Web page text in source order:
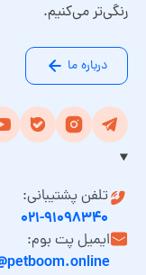
رنگی‌تر می‌کنیم.
درباره ما
تلفن پشتیبانی:
۰۲۱-۹۱۰۹۸۳۴۰
ایمیل پت بوم: